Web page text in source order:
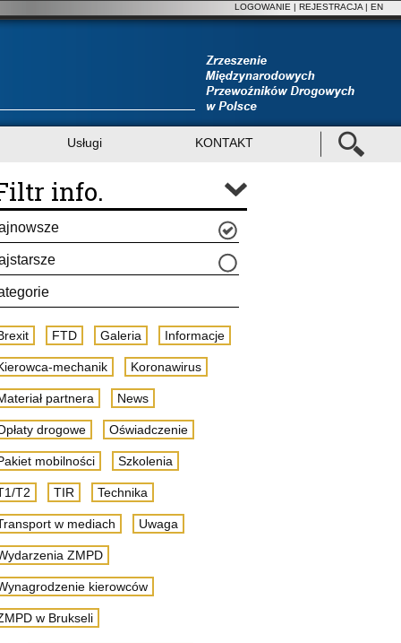
LOGOWANIE | REJESTRACJA | EN
Usługi KONTAKT
info.
FTD Galeria Informacje
mechanik Koronawirus
partnera News
drogowe Oświadczenie
mobilności Szkolenia
T2 TIR Technika
w mediach Uwaga
ZMPD
kierowców
w Brukseli